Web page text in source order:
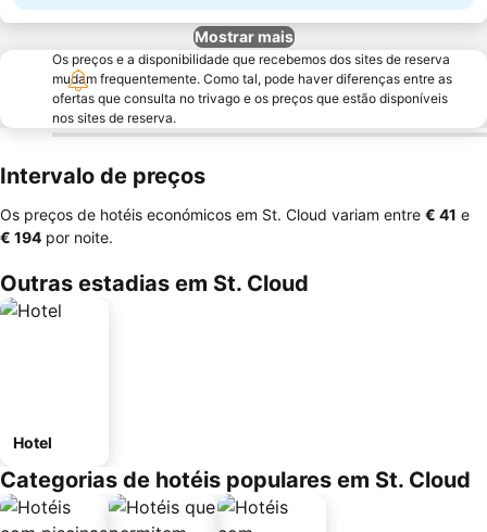
Mostrar mais
Os preços e a disponibilidade que recebemos dos sites de reserva
mudam frequentemente. Como tal, pode haver diferenças entre as
ofertas que consulta no trivago e os preços que estão disponíveis
nos sites de reserva.
Intervalo de preços
Os preços de hotéis económicos em St. Cloud variam entre ‎€ 41 e
‎€ 194 por noite.
Outras estadias em St. Cloud
Hotel
Categorias de hotéis populares em St. Cloud